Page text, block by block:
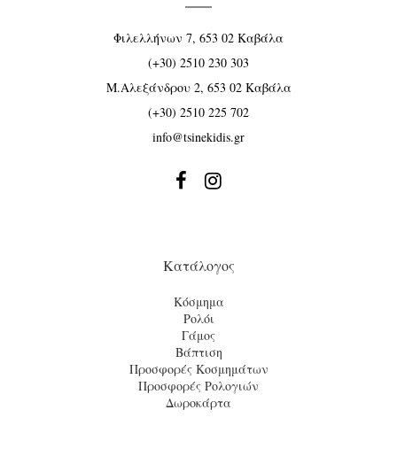
Φιλελλήνων 7, 653 02 Καβάλα
(+30) 2510 230 303
Μ.Αλεξάνδρου 2, 653 02 Καβάλα
(+30) 2510 225 702
info@tsinekidis.gr
 
Κατάλογος
Κόσμημα
Ρολόι
Γάμος
Βάπτιση
Προσφορές Κοσμημάτων
Προσφορές Ρολογιών
Δωροκάρτα